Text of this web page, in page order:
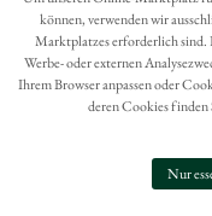
Möchten Sie eine Bestellung
Hier Widerruf mit wenigen
BESTELLUNG
können, verwenden wir
Marktplatzes erforderlich sind.
Werbe- oder externen
Ihrem Browser anpassen oder
deren Cookies
Nur